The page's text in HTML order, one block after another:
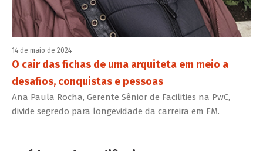
14 de maio de 2024
O cair das fichas de uma arquiteta em meio a
desafios, conquistas e pessoas
Ana Paula Rocha, Gerente Sênior de Facilities na PwC,
divide segredo para longevidade da carreira em FM.